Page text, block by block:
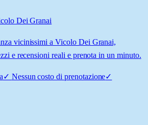
Dei Granai
vicinissimi a Vicolo Dei Granai,
e recensioni reali e prenota in un minuto.
✓ Nessun costo di prenotazione✓